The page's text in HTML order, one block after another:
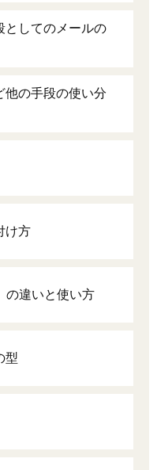
としてのメールの
他の手段の使い分
け方
の違いと使い方
型